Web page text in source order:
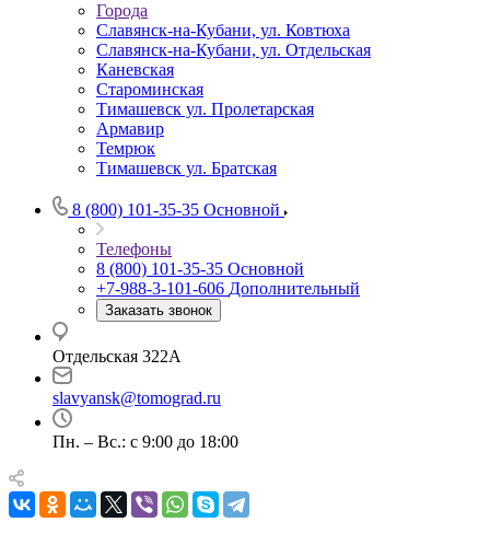
Города
Славянск-на-Кубани, ул. Ковтюха
Славянск-на-Кубани, ул. Отдельская
Каневская
Староминская
Тимашевск ул. Пролетарская
Армавир
Темрюк
Тимашевск ул. Братская
8 (800) 101-35-35 Основной
Телефоны
8 (800) 101-35-35 Основной
+7-988-3-101-606 Дополнительный
Заказать звонок
Отдельская 322А
slavyansk@tomograd.ru
Пн. – Вс.: с 9:00 до 18:00